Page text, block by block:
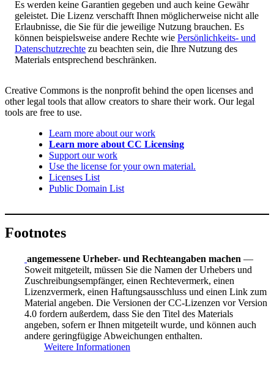
Es werden keine Garantien gegeben und auch keine Gewähr
geleistet. Die Lizenz verschafft Ihnen möglicherweise nicht alle
Erlaubnisse, die Sie für die jeweilige Nutzung brauchen. Es
können beispielsweise andere Rechte wie Persönlichkeits- und
Datenschutzrechte zu beachten sein, die Ihre Nutzung des
Materials entsprechend beschränken.
Creative Commons is the nonprofit behind the open licenses and
other legal tools that allow creators to share their work. Our legal
tools are free to use.
Learn more about our work
Learn more about CC Licensing
Support our work
Use the license for your own material.
Licenses List
Public Domain List
Footnotes
angemessene Urheber- und Rechteangaben machen —
Soweit mitgeteilt, müssen Sie die Namen der Urhebers und
Zuschreibungsempfänger, einen Rechtevermerk, einen
Lizenzvermerk, einen Haftungsausschluss und einen Link zum
Material angeben. Die Versionen der CC-Lizenzen vor Version
4.0 fordern außerdem, dass Sie den Titel des Materials
angeben, sofern er Ihnen mitgeteilt wurde, und können auch
andere geringfügige Abweichungen enthalten.
Weitere Informationen